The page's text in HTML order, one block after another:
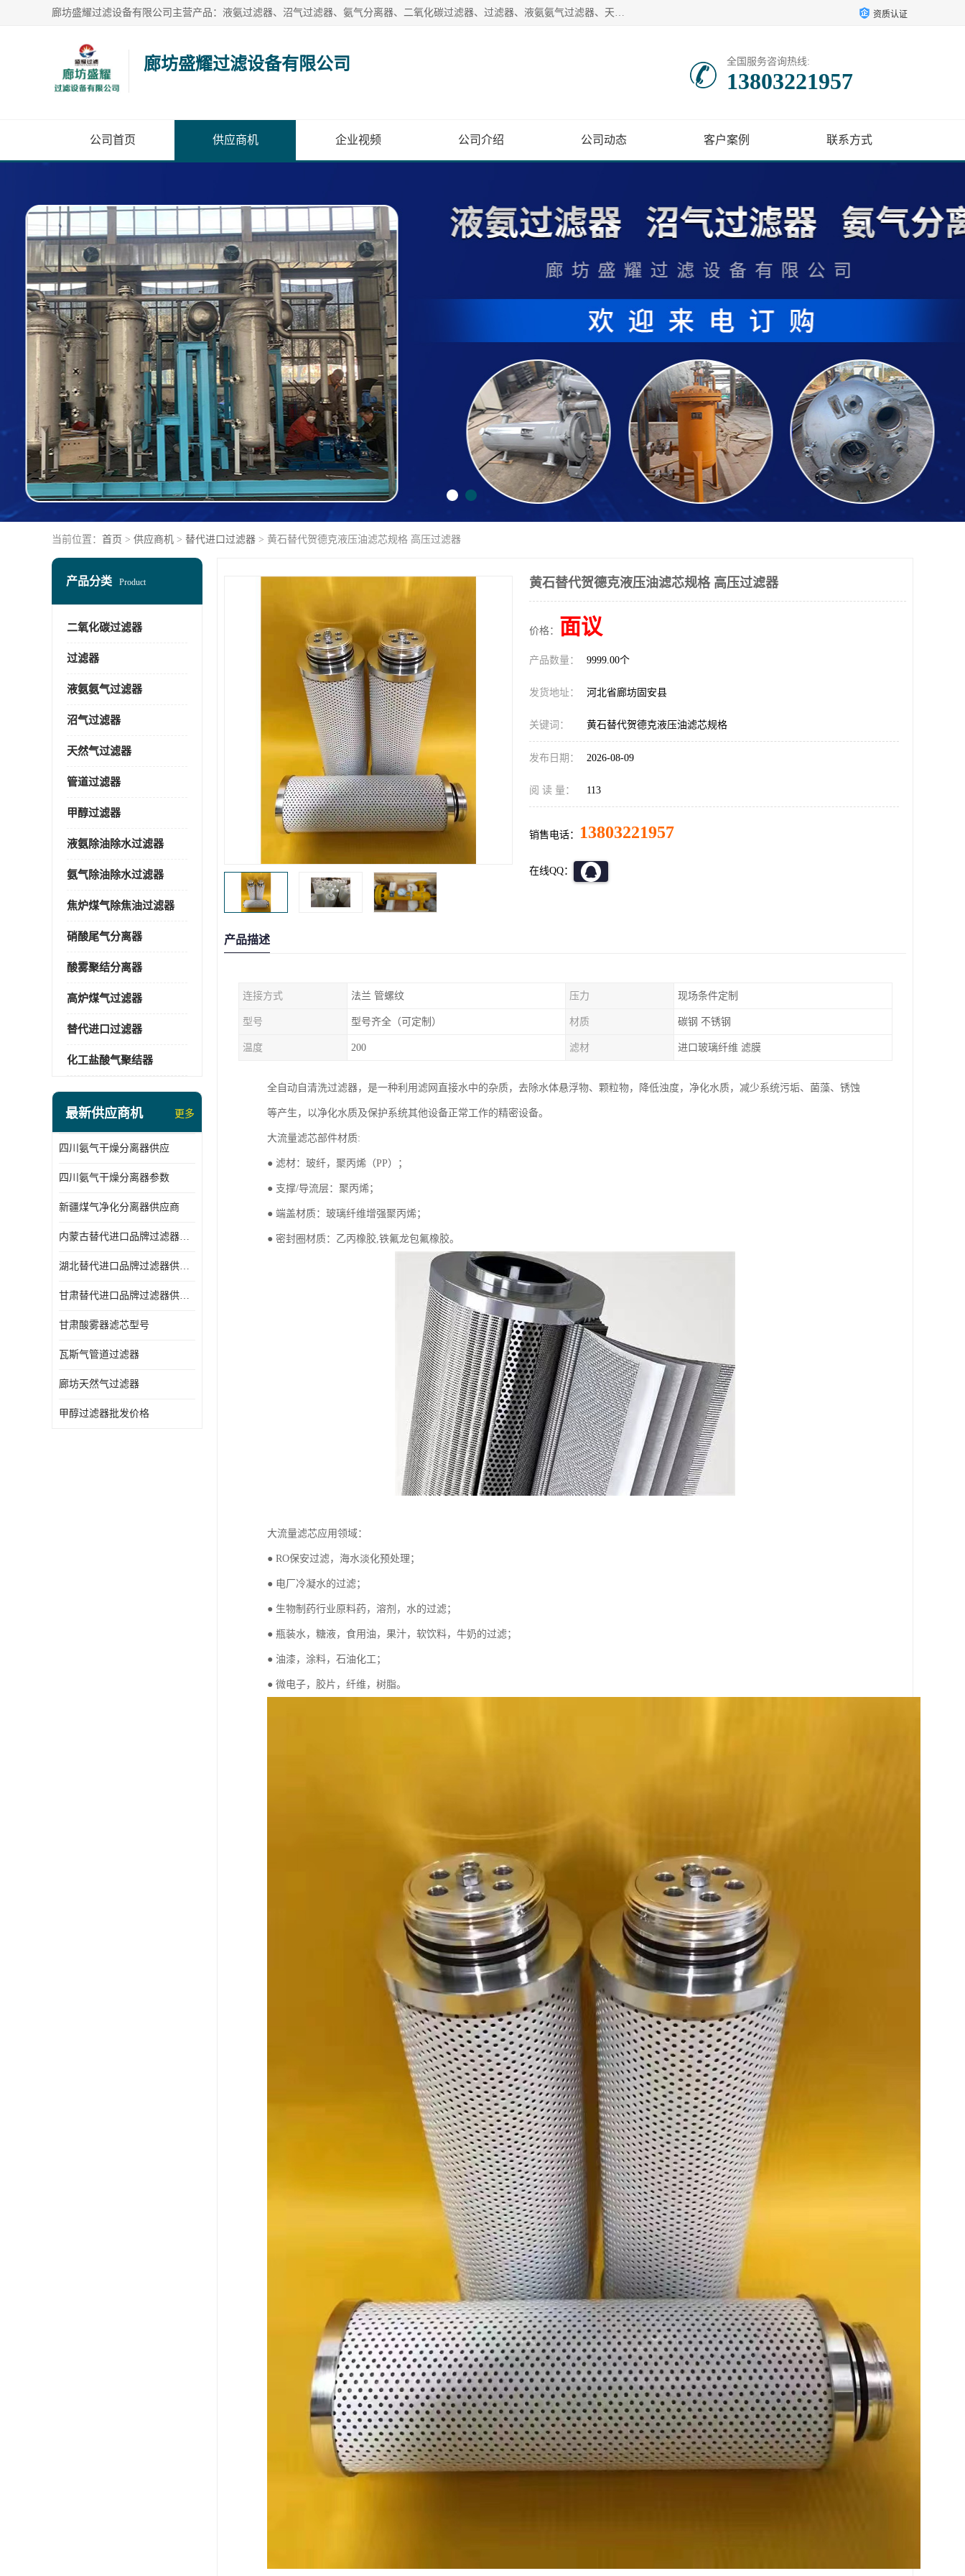
廊坊盛耀过滤设备有限公司主营产品：液氨过滤器、沼气过滤器、氨气分离器、二氧化碳过滤器、过滤器、液氨氨气过滤器、天然气过滤器、管道过滤器、*过滤器、液氨除油除水过滤器、氨气除油除水过滤器、焦炉煤气除焦油过滤器等。 资质认证
廊坊盛耀过滤设备有限公司 全国服务咨询热线:
13803221957
公司首页 供应商机 企业视频 公司介绍 公司动态 客户案例 联系方式
当前位置： 首页 > 供应商机 > 替代进口过滤器 > 黄石替代贺德克液压油滤芯规格 高压过滤器
产品分类 Product
二氧化碳过滤器
过滤器
液氨氨气过滤器
沼气过滤器
天然气过滤器
管道过滤器
甲醇过滤器
液氨除油除水过滤器
氨气除油除水过滤器
焦炉煤气除焦油过滤器
硝酸尾气分离器
酸雾聚结分离器
高炉煤气过滤器
替代进口过滤器
化工盐酸气聚结器
最新供应商机 更多
四川氨气干燥分离器供应
四川氨气干燥分离器参数
新疆煤气净化分离器供应商
内蒙古替代进口品牌过滤器厂家
湖北替代进口品牌过滤器供应商
甘肃替代进口品牌过滤器供应商
甘肃酸雾器滤芯型号
瓦斯气管道过滤器
廊坊天然气过滤器
甲醇过滤器批发价格
黄石替代贺德克液压油滤芯规格 高压过滤器
价格： 面议
产品数量： 9999.00个
发货地址： 河北省廊坊固安县
关键词： 黄石替代贺德克液压油滤芯规格
发布日期： 2026-08-09
阅 读 量： 113
销售电话： 13803221957
在线QQ：
产品描述
连接方式 法兰 管螺纹 压力 现场条件定制
型号 型号齐全（可定制） 材质 碳钢 不锈钢
温度 200 滤材 进口玻璃纤维 滤膜
全自动自清洗过滤器，是一种利用滤网直接水中的杂质，去除水体悬浮物、颗粒物，降低浊度，净化水质，减少系统污垢、菌藻、锈蚀
等产生，以净化水质及保护系统其他设备正常工作的精密设备。
大流量滤芯部件材质:
● 滤材：玻纤，聚丙烯（PP）；
● 支撑/导流层：聚丙烯；
● 端盖材质：玻璃纤维增强聚丙烯；
● 密封圈材质：乙丙橡胶,铁氟龙包氟橡胶。
大流量滤芯应用领域：
● RO保安过滤，海水淡化预处理；
● 电厂冷凝水的过滤；
● 生物制药行业原料药，溶剂，水的过滤；
● 瓶装水，糖液，食用油，果汁，软饮料，牛奶的过滤；
● 油漆，涂料，石油化工；
● 微电子，胶片，纤维，树脂。